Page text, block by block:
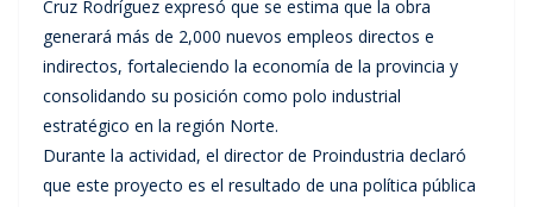
Cruz Rodríguez expresó que se estima que la obra
generará más de 2,000 nuevos empleos directos e
indirectos, fortaleciendo la economía de la provincia y
consolidando su posición como polo industrial
estratégico en la región Norte.
Durante la actividad, el director de Proindustria declaró
que este proyecto es el resultado de una política pública